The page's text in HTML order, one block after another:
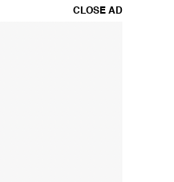
CLOSE AD